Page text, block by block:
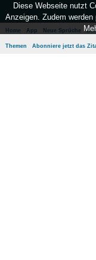
Home App Neue Sprüche
Themen Abonniere jetzt das
Diese Webseite nutzt
Anzeigen. Zudem